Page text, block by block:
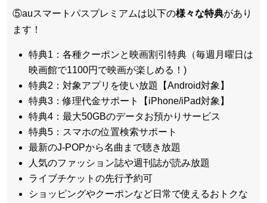
⑤auスマートパスプレミアムは以下の様々な特典があり
ます！
特典1：各種クーポンと映画割引特典（毎週月曜日は
映画館で1100円で映画が楽しめる！)
特典2：対象アプリを使い放題【Android対象】
特典3：修理代金サポート【iPhone/iPad対象】
特典4：最大50GBのデータお預かりサービス
特典5：スマホの位置検索サポート
最新のJ-POPから名曲まで聴き放題
人気のファッション誌や週刊誌が読み放題
ライブチケットの先行予約可
ショッピングやクーポンなど日常で使えるおトクな